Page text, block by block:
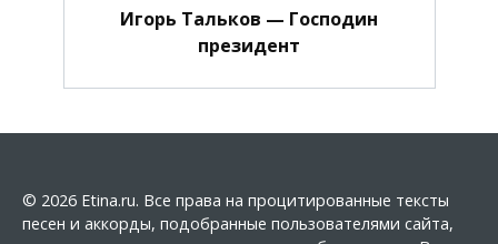
Игорь Тальков — Господин
президент
© 2026 Etina.ru. Все права на процитированные тексты
песен и аккорды, подобранные пользователями сайта,